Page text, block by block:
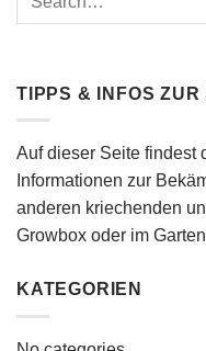
TIPPS & INFOS
Auf dieser Seite findest
Informationen zur
anderen kriechenden
Growbox oder im
KATEGORIEN